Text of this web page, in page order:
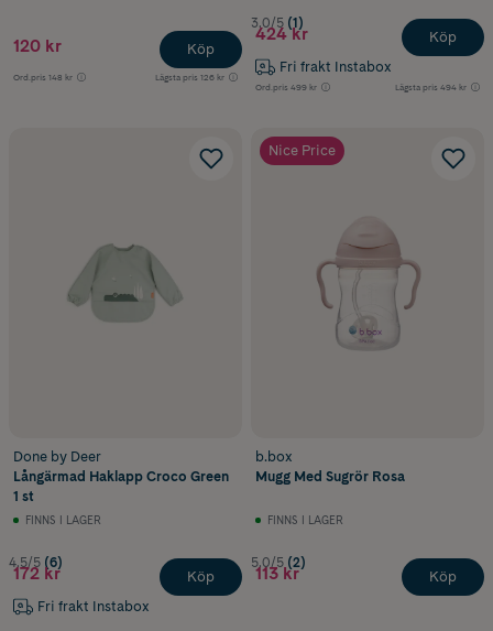
120 kr
Ord.pris 148 kr Lägsta pris 126 kr
Köp
3.0/5 (1)
424 kr
Fri frakt Instabox
Ord.pris 499 kr Lägsta pris 494 kr
Köp
Done by Deer
Långärmad Haklapp Croco Green
1 st
FINNS I LAGER
4.5/5 (6)
172 kr
Fri frakt Instabox
Köp
Nice Price
b.box
Mugg Med Sugrör Rosa
FINNS I LAGER
5.0/5 (2)
113 kr Köp